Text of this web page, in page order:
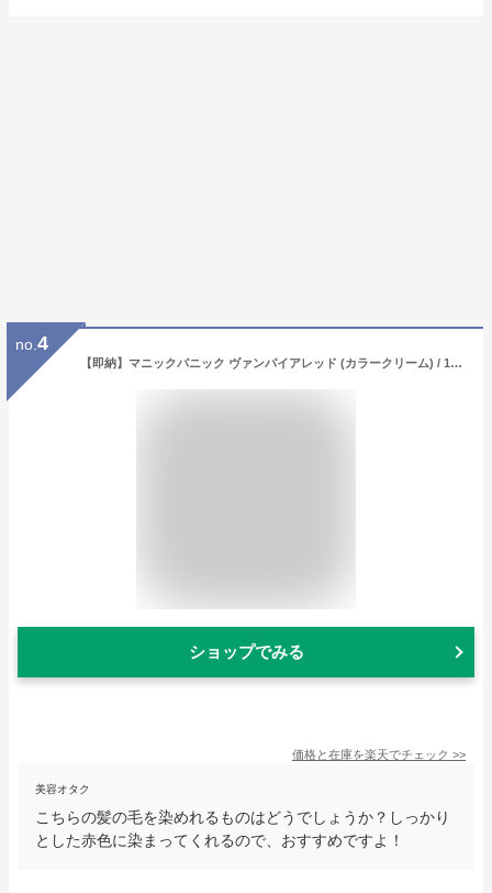
no. 4
【即納】マニックパニック ヴァンパイアレッド (カラークリーム) / 118mL【マニックパニック ヘアカラー/レッド/赤】MANIC PANIC 送料無料 【サロン専売品】
ショップでみる
価格と在庫を楽天でチェック >>
美容オタク
こちらの髪の毛を染めれるものはどうでしょうか？しっかり
とした赤色に染まってくれるので、おすすめですよ！